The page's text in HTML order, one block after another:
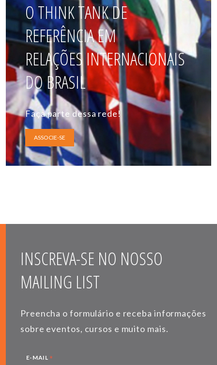
O THINK TANK DE
REFERÊNCIA EM
RELAÇÕES INTERNACIONAIS
DO BRASIL
Faça parte dessa rede!
ASSOCIE-SE
INSCREVA-SE NO NOSSO
MAILING LIST
Preencha o formulário e receba informações
sobre eventos, cursos e muito mais.
E-MAIL *